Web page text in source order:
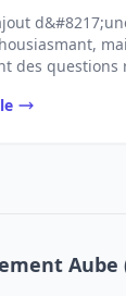
des questions
Aube